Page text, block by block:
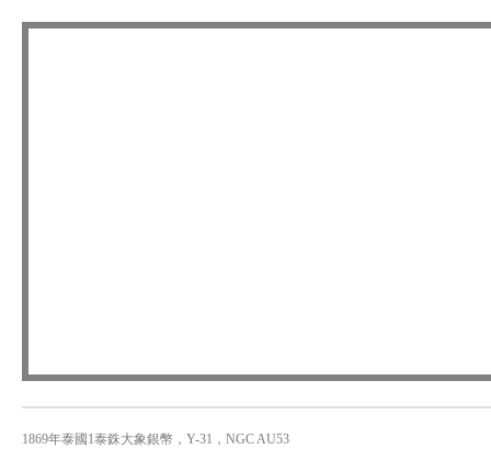
1869年泰國1泰銖大象銀幣，Y-31，NGC AU53